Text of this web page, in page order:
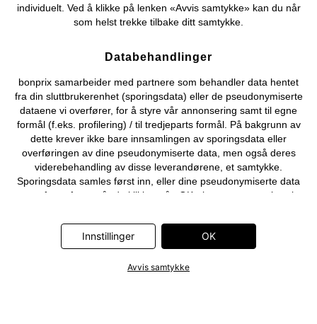
individuelt. Ved å klikke på lenken «Avvis samtykke» kan du når
som helst trekke tilbake ditt samtykke.
Databehandlinger
bonprix samarbeider med partnere som behandler data hentet
fra din sluttbrukerenhet (sporingsdata) eller de pseudonymiserte
dataene vi overfører, for å styre vår annonsering samt til egne
formål (f.eks. profilering) / til tredjeparts formål. På bakgrunn av
dette krever ikke bare innsamlingen av sporingsdata eller
overføringen av dine pseudonymiserte data, men også deres
viderebehandling av disse leverandørene, et samtykke.
Sporingsdata samles først inn, eller dine pseudonymiserte data
overføres først, når du klikker på «OK»-knappen som vises i
Adjust GmbH, Criteo SA, Flowbox AB, Google Ireland Ltd, Hurra
Communications GmbH, ID5 Technology Ltd, Meta Platforms
Ireland Ltd, Microsoft Ireland Operations Ltd, Pinterest Europe
Ltd, RTB-House GmbH, Snap Group Ltd, TikTok Information
Innstillinger OK
Avvis samtykke